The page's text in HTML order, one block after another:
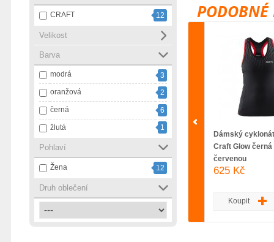
CRAFT 12
Velikost
Barva
modrá
3
oranžová
2
černá
6
žlutá
1
Pohlaví
Žena 12
Druh oblečení
PODOBNÉ
Dámský
Craft Glow černá
červenou
625 Kč
Koupit